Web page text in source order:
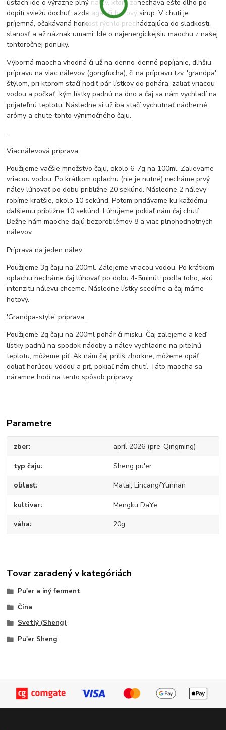
ústach ide o výrazne plný nálev, ktorý zanecháva ešte dlho po
dopití sviežu dochuť, azda agát či bazový sirup. V chuti je
príjemná, očakávaná horkosť rýchlo prechádzajúca do sladkosti,
slanosť a až náznak umami. Ide o najenergickejšiu maochu z našej
tohtoročnej ponuky.
Výborná maocha vhodná či už na denno-denné popíjanie, dlhšiu
prípravu na viac nálevov (gongfucha), či na prípravu tzv. 'grandpa'
štýlom, pri ktorom stačí hodiť pár lístkov do pohára, zaliať vriacou
vodou a počkať, kým lístky padnú na dno a čaj sa nám vychladí na
prijateľnú teplotu. Následne si už iba stačí vychutnať nádherné
arómy a chute tohto výnimočného čaju.
...
Viacnálevová príprava
Použijeme väčšie množstvo čaju, okolo 6-7g na 100ml. Zalievame
vriacou vodou. Po krátkom oplachu (nie je nutné) necháme prvý
nálev lúhovať po dobu približne 20 sekúnd. Následne 2 nálevy
robíme kratšie, okolo 10 sekúnd. Potom pridávame ku každému
ďalšiemu približne 10 sekúnd. Lúhujeme pokiaľ nám čaj chutí.
Bežne nám maoche dajú bezproblémov 8 a viac plnohodnotných
nálevov.
Príprava na jeden nálev
Použijeme 3g čaju na 200ml. Zalejeme vriacou vodou. Po krátkom
oplachu necháme čaj lúhovať po dobu 4-5minút, podľa toho, akú
intenzitu nálevu chceme. Následne lístky scedíme a čaj máme
hotový.
'Grandpa-style' príprava
Použijeme 2g čaju na 200ml pohár či misku. Čaj zalejeme a keď
lístky padnú na spodok nádoby a nálev vychladne na piteľnú
teplotu, môžeme piť. Ak nám čaj príliš zhorkne, môžeme opäť
doliať horúcou vodou a piť, pokiaľ nám chutí. Táto maocha sa
náramne hodí na tento spôsob prípravy.
Parametre
zber apríl 2026 (pre-Qingming)
typ čaju Sheng pu'er
oblasť Matai, Lincang/Yunnan
kultivar Mengku DaYe
váha 20g
Tovar zaradený v kategóriách
Pu'er a iný ferment
Čína
Svetlý (Sheng)
Pu'er Sheng